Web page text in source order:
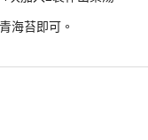
海苔即可。